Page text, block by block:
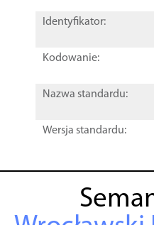
Identyfikator:
Kodowanie:
Nazwa standardu:
Wersja standardu: